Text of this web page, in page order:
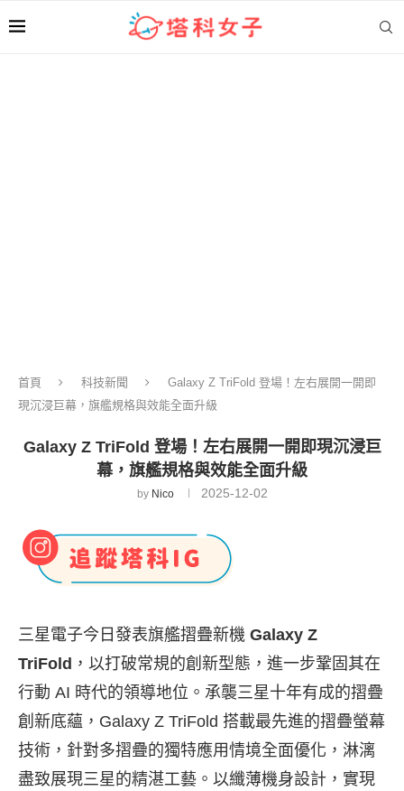
首頁 科技新聞
Galaxy Z TriFold 登場！左右展開一開即
現沉浸巨幕，旗艦規格與效能全面升級
Galaxy Z TriFold 登場！左右展開一開即現沉浸巨
幕，旗艦規格與效能全面升級
by Nico 2025-12-02
三星電子今日發表旗艦摺疊新機 Galaxy Z
TriFold ，以打破常規的創新型態，進一步鞏固其在
行動 AI 時代的領導地位。承襲三星十年有成的摺疊
創新底蘊，Galaxy Z TriFold 搭載最先進的摺疊螢幕
技術，針對多摺疊的獨特應用情境全面優化，淋漓
盡致展現三星的精湛工藝。 以纖薄機身設計，實現